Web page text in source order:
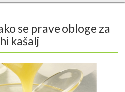
se prave obloge za
kašalj